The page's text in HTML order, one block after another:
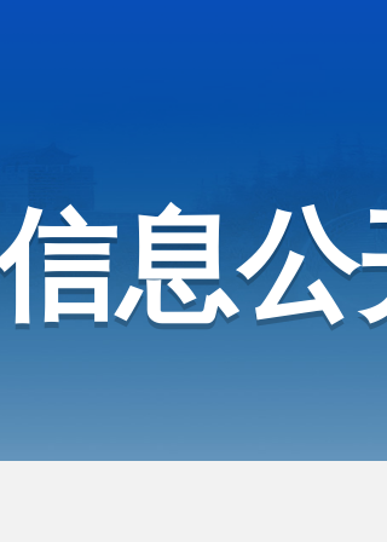
息公